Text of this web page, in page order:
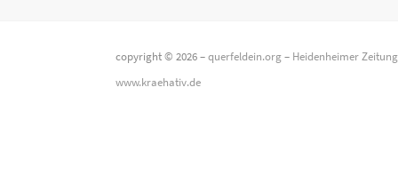
copyright © 2026 –querfeldein.org– Heidenheimer
www.kraehativ.de